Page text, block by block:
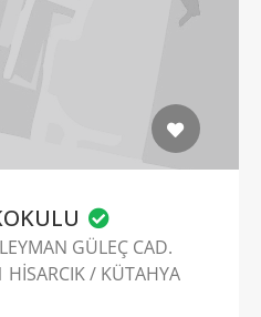
GÜLEÇ CAD.
/ KÜTAHYA